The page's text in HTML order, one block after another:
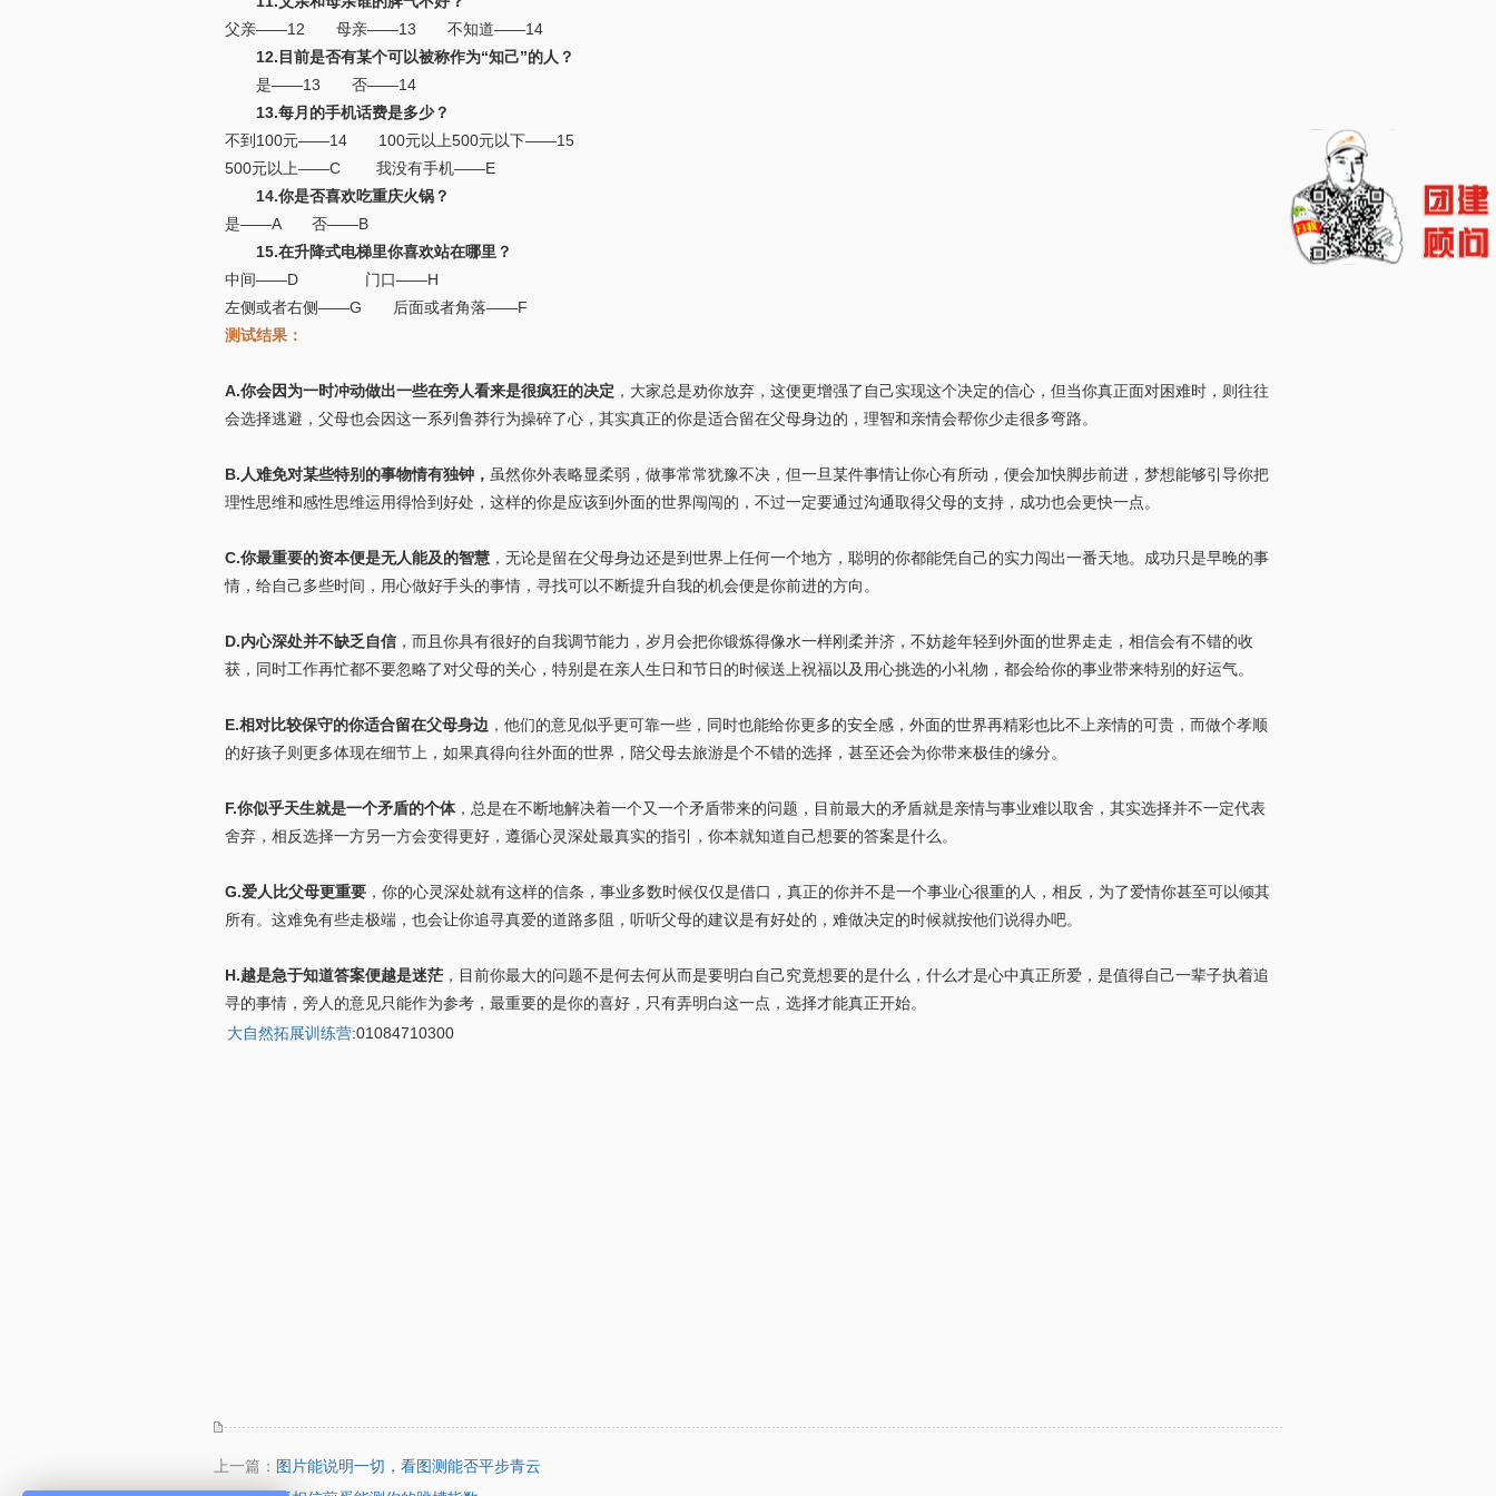
父亲——12 母亲——13 不知道——14
12.目前是否有某个可以被称作为“知己”的人？
是——13 否——14
13.每月的手机话费是多少？
不到100元——14 100元以上500元以下——15
500元以上——C 我没有手机——E
14.你是否喜欢吃重庆火锅？
是——A 否——B
15.在升降式电梯里你喜欢站在哪里？
中间——D 门口——H
左侧或者右侧——G 后面或者角落——F
测试结果：
A.你会因为一时冲动做出一些在旁人看来是很疯狂的决定 ，大家总是劝你放弃，这便更增强了自己实现这个决定的信心，但当你真正面对困难时，则往往
会选择逃避，父母也会因这一系列鲁莽行为操碎了心，其实真正的你是适合留在父母身边的，理智和亲情会帮你少走很多弯路。
B.人难免对某些特别的事物情有独钟， 虽然你外表略显柔弱，做事常常犹豫不决，但一旦某件事情让你心有所动，便会加快脚步前进，梦想能够引导你把
理性思维和感性思维运用得恰到好处，这样的你是应该到外面的世界闯闯的，不过一定要通过沟通取得父母的支持，成功也会更快一点。
C.你最重要的资本便是无人能及的智慧 ，无论是留在父母身边还是到世界上任何一个地方，聪明的你都能凭自己的实力闯出一番天地。成功只是早晚的事
情，给自己多些时间，用心做好手头的事情，寻找可以不断提升自我的机会便是你前进的方向。
D.内心深处并不缺乏自信 ，而且你具有很好的自我调节能力，岁月会把你锻炼得像水一样刚柔并济，不妨趁年轻到外面的世界走走，相信会有不错的收
获，同时工作再忙都不要忽略了对父母的关心，特别是在亲人生日和节日的时候送上祝福以及用心挑选的小礼物，都会给你的事业带来特别的好运气。
E.相对比较保守的你适合留在父母身边 ，他们的意见似乎更可靠一些，同时也能给你更多的安全感，外面的世界再精彩也比不上亲情的可贵，而做个孝顺
的好孩子则更多体现在细节上，如果真得向往外面的世界，陪父母去旅游是个不错的选择，甚至还会为你带来极佳的缘分。
F.你似乎天生就是一个矛盾的个体，总是在不断地解决着一个又一个矛盾带来的问题，目前最大的矛盾就是亲情与事业难以取舍，其实选择并不一定代表
舍弃，相反选择一方另一方会变得更好，遵循心灵深处最真实的指引，你本就知道自己想要的答案是什么。
G.爱人比父母更重要 ，你的心灵深处就有这样的信条，事业多数时候仅仅是借口，真正的你并不是一个事业心很重的人，相反，为了爱情你甚至可以倾其
所有。这难免有些走极端，也会让你追寻真爱的道路多阻，听听父母的建议是有好处的，难做决定的时候就按他们说得办吧。
H.越是急于知道答案便越是迷茫 ，目前你最大的问题不是何去何从而是要明白自己究竟想要的是什么，什么才是心中真正所爱，是值得自己一辈子执着追
寻的事情，旁人的意见只能作为参考，最重要的是你的喜好，只有弄明白这一点，选择才能真正开始。
大自然拓展训练营:01084710300
上一篇： 图片能说明一切，看图测能否平步青云